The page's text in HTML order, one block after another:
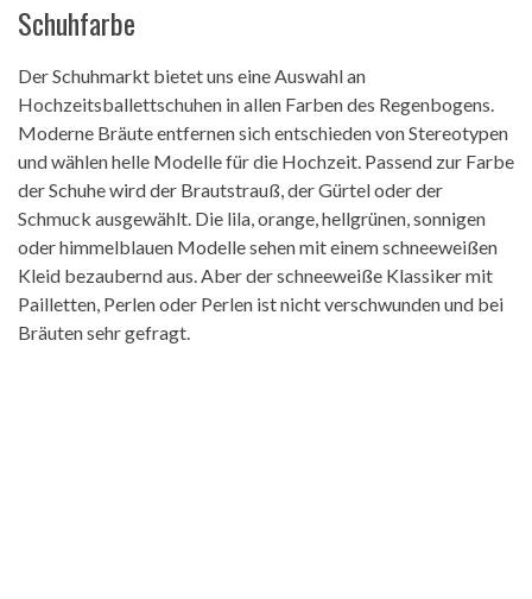
Schuhfarbe
Der Schuhmarkt bietet uns eine Auswahl an
Hochzeitsballettschuhen in allen Farben des Regenbogens.
Moderne Bräute entfernen sich entschieden von Stereotypen
und wählen helle Modelle für die Hochzeit. Passend zur Farbe
der Schuhe wird der Brautstrauß, der Gürtel oder der
Schmuck ausgewählt. Die lila, orange, hellgrünen, sonnigen
oder himmelblauen Modelle sehen mit einem schneeweißen
Kleid bezaubernd aus. Aber der schneeweiße Klassiker mit
Pailletten, Perlen oder Perlen ist nicht verschwunden und bei
Bräuten sehr gefragt.